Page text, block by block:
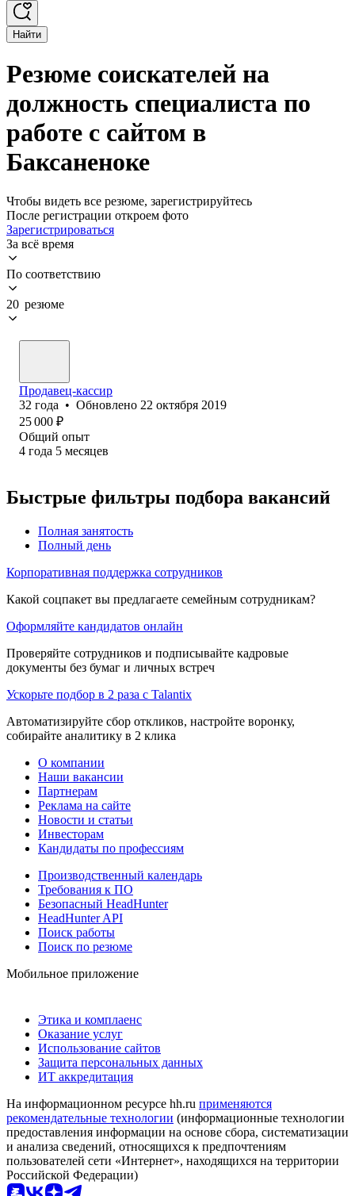
Найти
Резюме соискателей на
должность специалиста по
работе с сайтом в
Баксаненоке
Чтобы видеть все резюме, зарегистрируйтесь
После регистрации откроем фото
Зарегистрироваться
За всё время
По соответствию
20 резюме
Продавец-кассир
32 года • Обновлено 22 октября 2019
25 000 ₽
Общий опыт
4 года 5 месяцев
Быстрые фильтры подбора вакансий
Полная занятость
Полный день
Корпоративная поддержка сотрудников
Какой соцпакет вы предлагаете семейным сотрудникам?
Оформляйте кандидатов онлайн
Проверяйте сотрудников и подписывайте кадровые
документы без бумаг и личных встреч
Ускорьте подбор в 2 раза с Talantix
Автоматизируйте сбор откликов, настройте воронку,
собирайте аналитику в 2 клика
О компании
Наши вакансии
Партнерам
Реклама на сайте
Новости и статьи
Инвесторам
Кандидаты по профессиям
Производственный календарь
Требования к ПО
Безопасный HeadHunter
HeadHunter API
Поиск работы
Поиск по резюме
Мобильное приложение
Этика и комплаенс
Оказание услуг
Использование сайтов
Защита персональных данных
ИТ аккредитация
На информационном ресурсе hh.ru применяются
рекомендательные технологии (информационные технологии
предоставления информации на основе сбора, систематизации
и анализа сведений, относящихся к предпочтениям
пользователей сети «Интернет», находящихся на территории
Российской Федерации)